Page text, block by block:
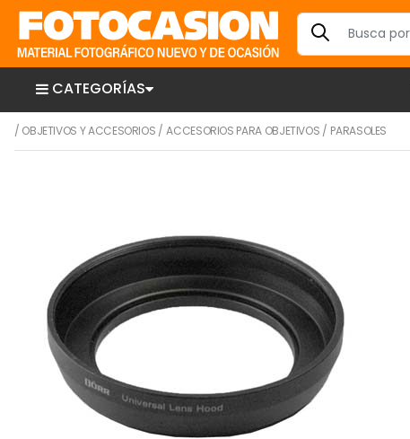
CATEGORÍAS
/ OBJETIVOS Y ACCESORIOS /ACCESORIOS PARA OBJETIVOS / PARASOLES